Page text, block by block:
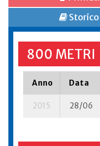
Storico
800 METRI
Anno Data
2015 28/06